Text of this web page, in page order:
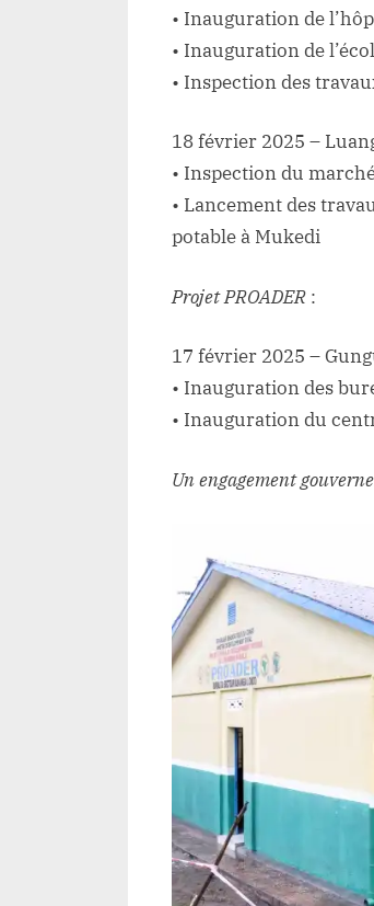
• Inauguration de
• Inauguration de
• Inspection des
18 février 2025 –
• Inspection du
• Lancement des
potable à Mukedi
Projet PROADER :
17 février 2025 –
• Inauguration des
• Inauguration du
Un engagement